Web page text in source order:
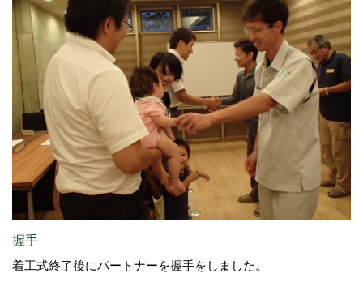
握手
着工式終了後にパートナーを握手をしました。